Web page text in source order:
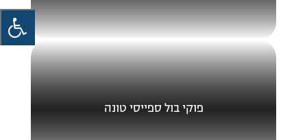
פוקי בול ספייסי טונה